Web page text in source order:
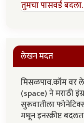
तुमचा पासवर्ड बदला.
लेखन मदत
मिसळपाव.कॉम वर
(space) ने मराठी
सुरूवातीला
मधून इनस्क्रीप्ट